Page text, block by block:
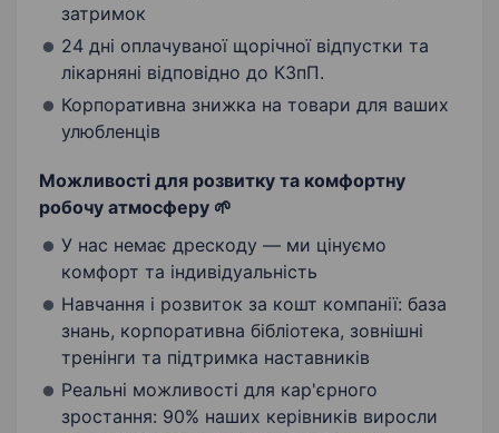
затримок
24 дні оплачуваної щорічної відпустки та
лікарняні відповідно до КЗпП.
Корпоративна знижка на товари для ваших
улюбленців
Можливості для розвитку та комфортну
робочу атмосферу 🌱
У нас немає дрескоду — ми цінуємо
комфорт та індивідуальність
Навчання і розвиток за кошт компанії: база
знань, корпоративна бібліотека, зовнішні
тренінги та підтримка наставників
Реальні можливості для кар'єрного
зростання: 90% наших керівників виросли